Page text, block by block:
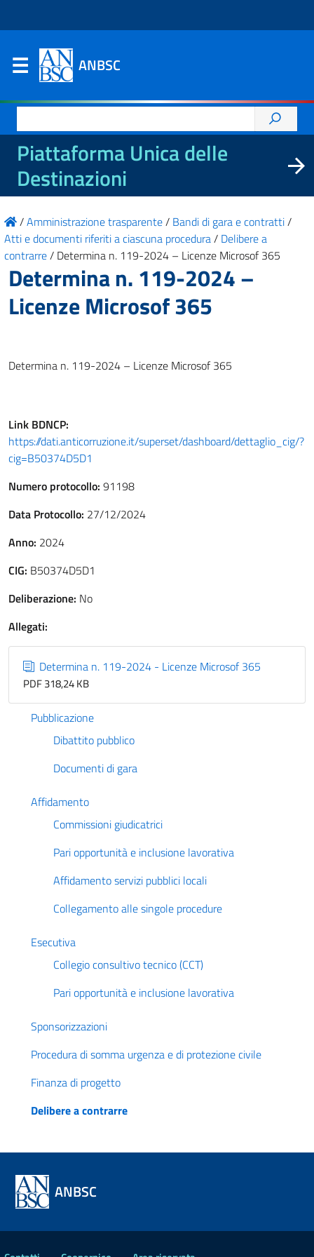
ANBSC
per:
Piattaforma Unica delle
Destinazioni
/Amministrazione trasparente/ Bandi di gara e contratti/
Atti e documenti riferiti a ciascuna procedura/ Delibere a
contrarre/ Determina n. 119-2024 – Licenze Microsof 365
Determina n. 119-2024 –
Licenze Microsof 365
Determina n. 119-2024 – Licenze Microsof 365
Link BDNCP:
https://dati.anticorruzione.it/superset/dashboard/dettaglio_cig/?
cig=B50374D5D1
Numero protocollo: 91198
Data Protocollo: 27/12/2024
Anno: 2024
CIG: B50374D5D1
Deliberazione: No
Allegati:
Determina n. 119-2024 - Licenze Microsof 365
PDF 318,24 KB
Pubblicazione
Dibattito pubblico
Documenti di gara
Affidamento
Commissioni giudicatrici
Pari opportunità e inclusione lavorativa
Affidamento servizi pubblici locali
Collegamento alle singole procedure
Esecutiva
Collegio consultivo tecnico (CCT)
Pari opportunità e inclusione lavorativa
Sponsorizzazioni
Procedura di somma urgenza e di protezione civile
Finanza di progetto
Delibere a contrarre
ANBSC